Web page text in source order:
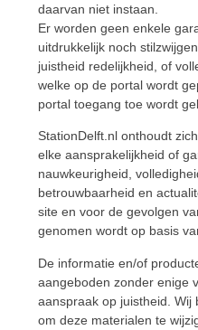
daarvan niet instaan.
Er worden geen enkele
uitdrukkelijk noch
juistheid redelijkheid, of
welke op de portal wordt
portal toegang toe wordt
StationDelft.nl onthoudt
elke aansprakelijkheid of
nauwkeurigheid,
betrouwbaarheid en
site en voor de gevolgen
genomen wordt op basis
De informatie en/of
aangeboden zonder enige
aanspraak op juistheid.
om deze materialen te